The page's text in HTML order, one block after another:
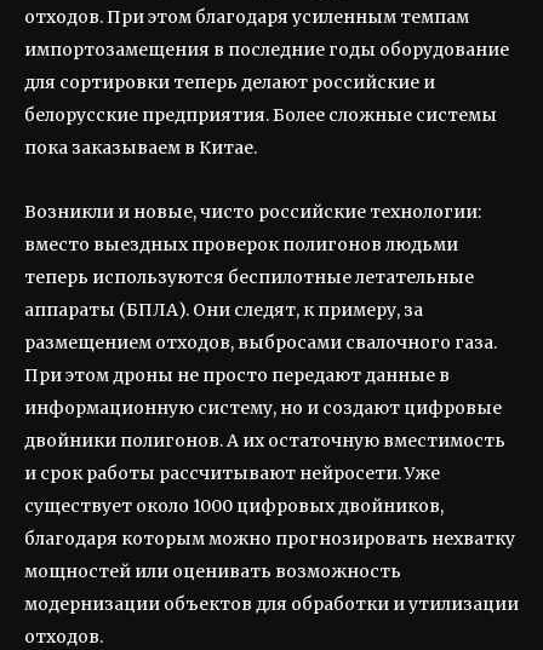
отходов. При этом благодаря усиленным темпам
импортозамещения в последние годы оборудование
для сортировки теперь делают российские и
белорусские предприятия. Более сложные системы
пока заказываем в Китае.
Возникли и новые, чисто российские технологии:
вместо выездных проверок полигонов людьми
теперь используются беспилотные летательные
аппараты (БПЛА). Они следят, к примеру, за
размещением отходов, выбросами свалочного газа.
При этом дроны не просто передают данные в
информационную систему, но и создают цифровые
двойники полигонов. А их остаточную вместимость
и срок работы рассчитывают нейросети. Уже
существует около 1000 цифровых двойников,
благодаря которым можно прогнозировать нехватку
мощностей или оценивать возможность
модернизации объектов для обработки и утилизации
отходов.